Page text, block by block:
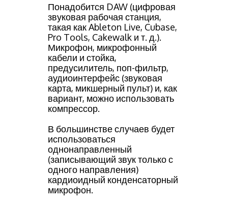
Понадобится DAW (цифровая
звуковая рабочая станция,
такая как Ableton Live, Cubase,
Pro Tools, Cakewalk и т. д.).
Микрофон, микрофонный
кабели и стойка,
предусилитель, поп-фильтр,
аудиоинтерфейс (звуковая
карта, микшерный пульт) и, как
вариант, можно использовать
компрессор.
В большинстве случаев будет
использоваться
однонаправленный
(записывающий звук только с
одного направления)
кардиоидный конденсаторный
микрофон.